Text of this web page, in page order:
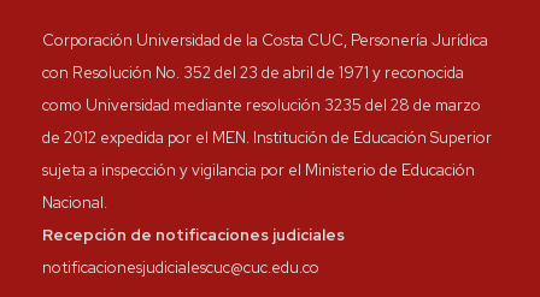
Corporación Universidad de la Costa CUC, Personería Jurídica
con Resolución No. 352 del 23 de abril de 1971 y reconocida
como Universidad mediante resolución 3235 del 28 de marzo
de 2012 expedida por el MEN. Institución de Educación Superior
sujeta a inspección y vigilancia por el Ministerio de Educación
Nacional.
Recepción de notificaciones judiciales
notificacionesjudicialescuc@cuc.edu.co